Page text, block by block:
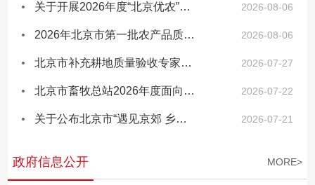
关于开展2026年度“北京优农”品牌目录遴选申报工作的通知 2026-08-06
2026年北京市第一批农产品质量安全承诺达标合格证典型案（事）例 2026-08-06
北京市补充耕地质量验收专家库拟入库专家名单公示 2026-07-27
北京市畜牧总站2026年度面向退役大学生士兵定向招聘拟录用人选公示 2026-07-22
关于公布北京市“遇见京郊 乡见未来”乡村风貌设计大赛报名互选结果的通知 2026-07-21
政府信息公开 MORE>